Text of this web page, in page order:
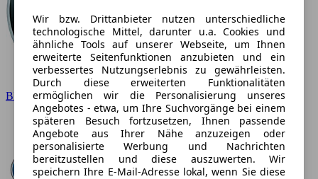
BMW
Wir bzw. Drittanbieter nutzen unterschiedliche
technologische Mittel, darunter u.a. Cookies und
ähnliche Tools auf unserer Webseite, um Ihnen
erweiterte Seitenfunktionen anzubieten und ein
verbessertes Nutzungserlebnis zu gewährleisten.
Durch diese erweiterten Funktionalitäten
ermöglichen wir die Personalisierung unseres
Angebotes - etwa, um Ihre Suchvorgänge bei einem
späteren Besuch fortzusetzen, Ihnen passende
Angebote aus Ihrer Nähe anzuzeigen oder
personalisierte Werbung und Nachrichten
bereitzustellen und diese auszuwerten. Wir
speichern Ihre E-Mail-Adresse lokal, wenn Sie diese